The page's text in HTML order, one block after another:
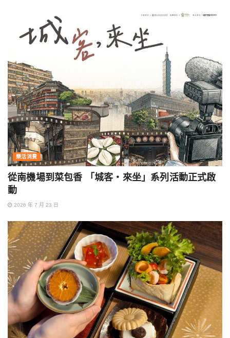
樂活消費
從南機場到菜包香 「城客・來坐」系列活動正式啟
動
2026 年 7 月 23 日